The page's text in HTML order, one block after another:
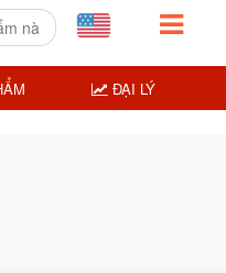
ĐẠI LÝ